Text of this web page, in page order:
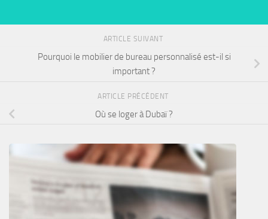
ARTICLE SUIVANT
Pourquoi le mobilier de bureau personnalisé est-il si
important ?
ARTICLE PRÉCÉDENT
Où se loger à Dubaï ?